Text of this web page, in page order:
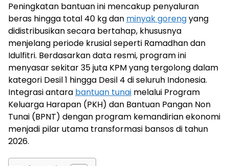
Peningkatan bantuan ini mencakup penyaluran
beras hingga total 40 kg dan minyak gorengyang
didistribusikan secara bertahap, khususnya
menjelang periode krusial seperti Ramadhan dan
Idulfitri. Berdasarkan data resmi, program ini
menyasar sekitar 35 juta KPM yang tergolong dalam
kategori Desil 1 hingga Desil 4 di seluruh Indonesia.
Integrasi antara bantuan tunai melalui Program
Keluarga Harapan (PKH) dan Bantuan Pangan Non
Tunai (BPNT) dengan program kemandirian ekonomi
menjadi pilar utama transformasi bansos di tahun
2026.